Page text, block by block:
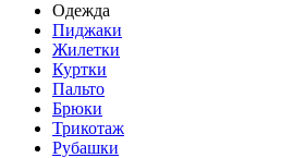
Одежда
Пиджаки
Жилетки
Куртки
Пальто
Брюки
Трикотаж
Рубашки